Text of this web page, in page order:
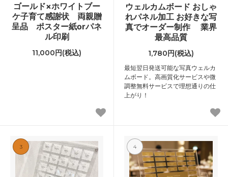
ゴールド×ホワイトブー
ケ子育て感謝状 両親贈
呈品 ポスター紙orパネ
ル印刷
11,000円(税込)
ウェルカムボード おしゃ
れパネル加工 お好きな写
真でオーダー制作 業界
最高品質
1,780円(税込)
最短翌日発送可能な写真ウェルカ
ムボード。高画質化サービスや微
調整無料サービスで理想通りの仕
上がり！
3 4